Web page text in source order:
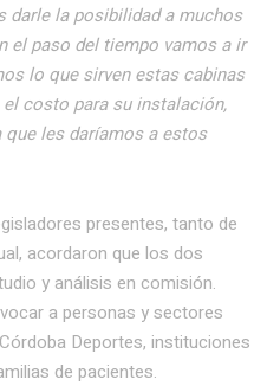
darle la posibilidad a muchos
el paso del tiempo vamos a ir
lo que sirven estas cabinas
costo para su instalación,
que les daríamos a estos
presentes, tanto de
acordaron que los dos
y análisis en comisión.
a personas y sectores
Deportes, instituciones
de pacientes.